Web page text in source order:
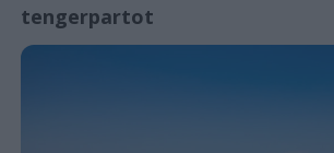
tengerpartot